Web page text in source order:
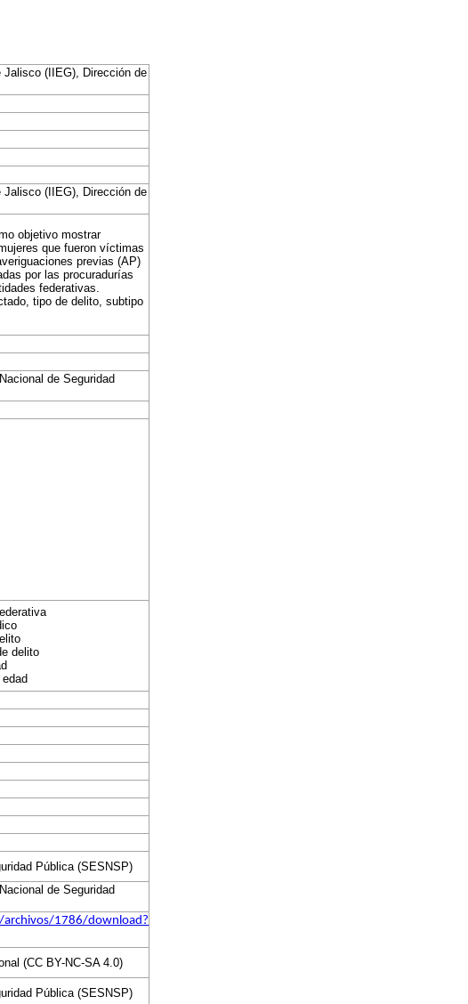
(IIEG), Dirección de
(IIEG), Dirección de
objetivo mostrar
que fueron víctimas
previas (AP)
por las procuradurías
federativas.
tipo de delito, subtipo
de Seguridad
delito
Pública (SESNSP)
de Seguridad
1786/download?
(CC BY-NC-SA 4.0)
Pública (SESNSP)